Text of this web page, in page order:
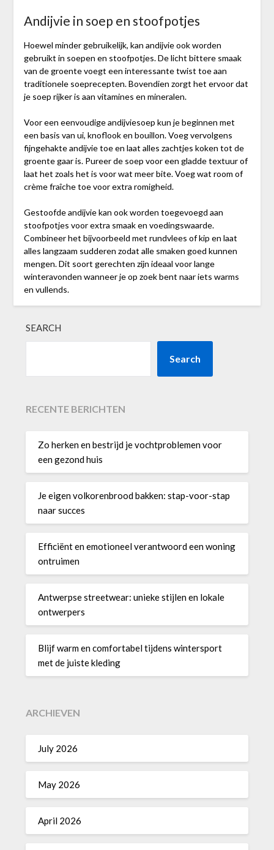
Andijvie in soep en stoofpotjes
Hoewel minder gebruikelijk, kan andijvie ook worden
gebruikt in soepen en stoofpotjes. De licht bittere smaak
van de groente voegt een interessante twist toe aan
traditionele soeprecepten. Bovendien zorgt het ervoor dat
je soep rijker is aan vitamines en mineralen.
Voor een eenvoudige andijviesoep kun je beginnen met
een basis van ui, knoflook en bouillon. Voeg vervolgens
fijngehakte andijvie toe en laat alles zachtjes koken tot de
groente gaar is. Pureer de soep voor een gladde textuur of
laat het zoals het is voor wat meer bite. Voeg wat room of
crème fraîche toe voor extra romigheid.
Gestoofde andijvie kan ook worden toegevoegd aan
stoofpotjes voor extra smaak en voedingswaarde.
Combineer het bijvoorbeeld met rundvlees of kip en laat
alles langzaam sudderen zodat alle smaken goed kunnen
mengen. Dit soort gerechten zijn ideaal voor lange
winteravonden wanneer je op zoek bent naar iets warms
en vullends.
SEARCH
Search
RECENTE BERICHTEN
Zo herken en bestrijd je vochtproblemen voor
een gezond huis
Je eigen volkorenbrood bakken: stap-voor-stap
naar succes
Efficiënt en emotioneel verantwoord een woning
ontruimen
Antwerpse streetwear: unieke stijlen en lokale
ontwerpers
Blijf warm en comfortabel tijdens wintersport
met de juiste kleding
ARCHIEVEN
July 2026
May 2026
April 2026